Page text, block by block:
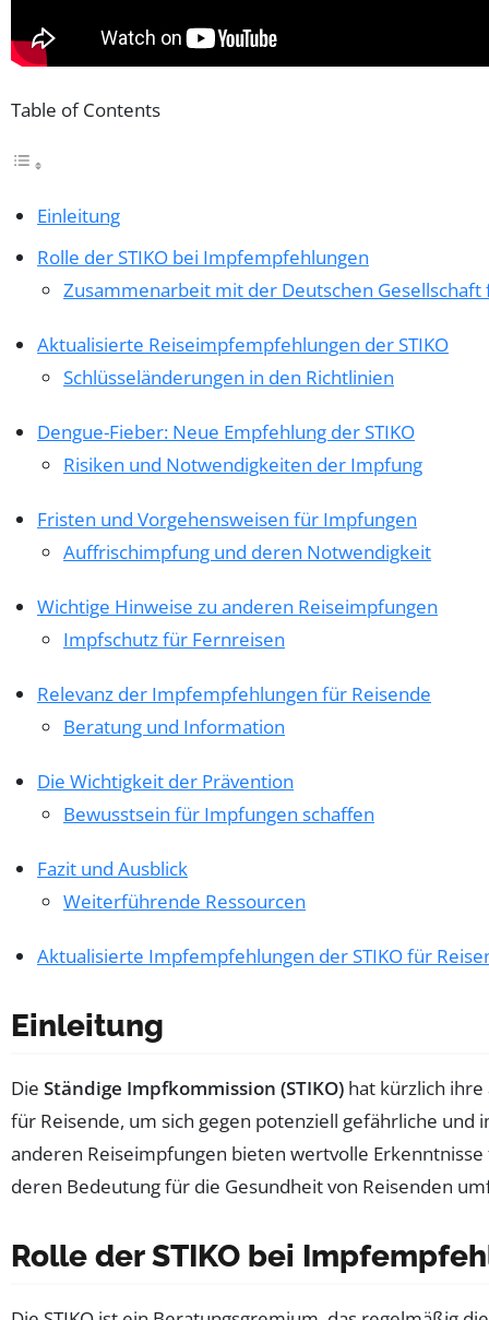
Table of Contents
Einleitung
Rolle der STIKO bei Impfempfehlungen
Zusammenarbeit mit der Deutschen
Aktualisierte Reiseimpfempfehlungen der STIKO
Schlüsseländerungen in den Richtlinien
Dengue-Fieber: Neue Empfehlung der STIKO
Risiken und Notwendigkeiten der Impfung
Fristen und Vorgehensweisen für Impfungen
Auffrischimpfung und deren Notwendigkeit
Wichtige Hinweise zu anderen Reiseimpfungen
Impfschutz für Fernreisen
Relevanz der Impfempfehlungen für Reisende
Beratung und Information
Die Wichtigkeit der Prävention
Bewusstsein für Impfungen schaffen
Fazit und Ausblick
Weiterführende Ressourcen
Aktualisierte Impfempfehlungen der STIKO für
Einleitung
Die Ständige Impfkommission (STIKO) hat kürzlich
für Reisende, um sich gegen potenziell gefährliche
anderen Reiseimpfungen bieten wertvolle
deren Bedeutung für die Gesundheit von Reisenden
Rolle der STIKO bei